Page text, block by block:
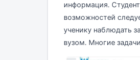
информация.
возможностей
ученику наблюдать
вузом. Многие